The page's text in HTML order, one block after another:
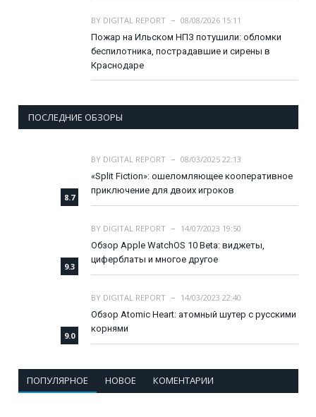
BY DIGITAL REPORT
08/08/2026 15:11
Пожар на Ильском НПЗ потушили: обломки
беспилотника, пострадавшие и сирены в
Краснодаре
ПОСЛЕДНИЕ ОБЗОРЫ
8.7
BY DIGITAL REPORT
08/03/2025 22:13
«Split Fiction»: ошеломляющее кооперативное
приключение для двоих игроков
9.3
BY DIGITAL REPORT
14/07/2023 19:50
Обзор Apple WatchOS 10 Beta: виджеты,
циферблаты и многое другое
9.0
BY DIGITAL REPORT
14/03/2023 22:40
Обзор Atomic Heart: атомный шутер с русскими
корнями
ПОПУЛЯРНОЕ НОВОЕ КОМЕНТАРИИ